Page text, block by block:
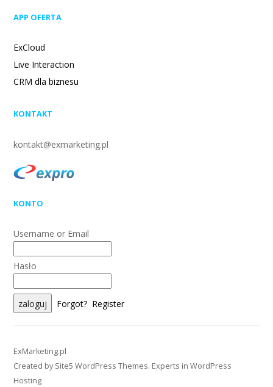
APP OFERTA
ExCloud
Live Interaction
CRM dla biznesu
KONTAKT
kontakt@exmarketing.pl
KONTO
Username or Email
Hasło
Forgot? Register
ExMarketing.pl
Created by Site5 WordPress Themes. Experts inWordPress
Hosting